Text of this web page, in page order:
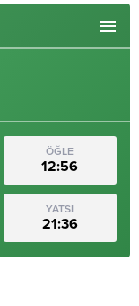
ÖĞLE
12:56
YATSI
21:36